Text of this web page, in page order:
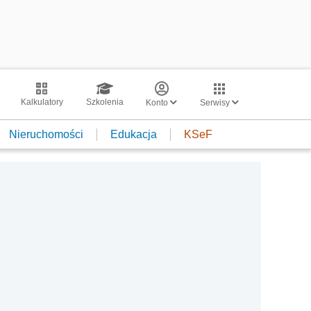
Kalkulatory Szkolenia Konto Serwisy
Nieruchomości Edukacja KSeF